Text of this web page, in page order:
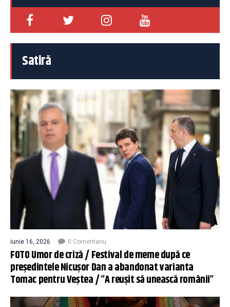
Satiră
iunie 16, 2026 0 Comentariu
FOTO Umor de criză / Festival de meme după ce
președintele Nicușor Dan a abandonat varianta
Tomac pentru Veștea / ”A reușit să unească românii”